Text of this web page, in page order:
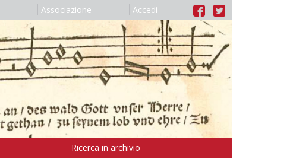
Associazione Accedi
Ricerca in archivio